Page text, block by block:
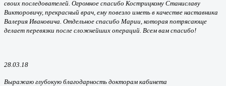
своих последователей. Огромное спасибо Кострицкому Станиславу
Викторовичу, прекрасный врач, ему повезло иметь в качестве наставника
Валерия Ивановича. Отдельное спасибо Марии, которая потрясающе
делает перевязки после сложнейших операций. Всем вам спасибо!
28.03.18
Выражаю глубокую благодарность докторам кабинета